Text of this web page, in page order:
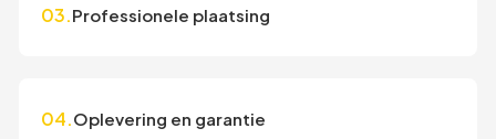
03.Professionele plaatsing
04.Oplevering en garantie